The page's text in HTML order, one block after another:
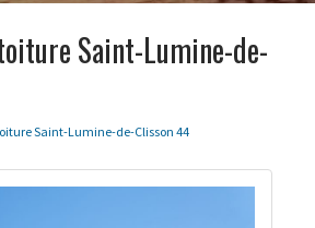
Saint-Lumine-de-
Saint-Lumine-de-Clisson 44